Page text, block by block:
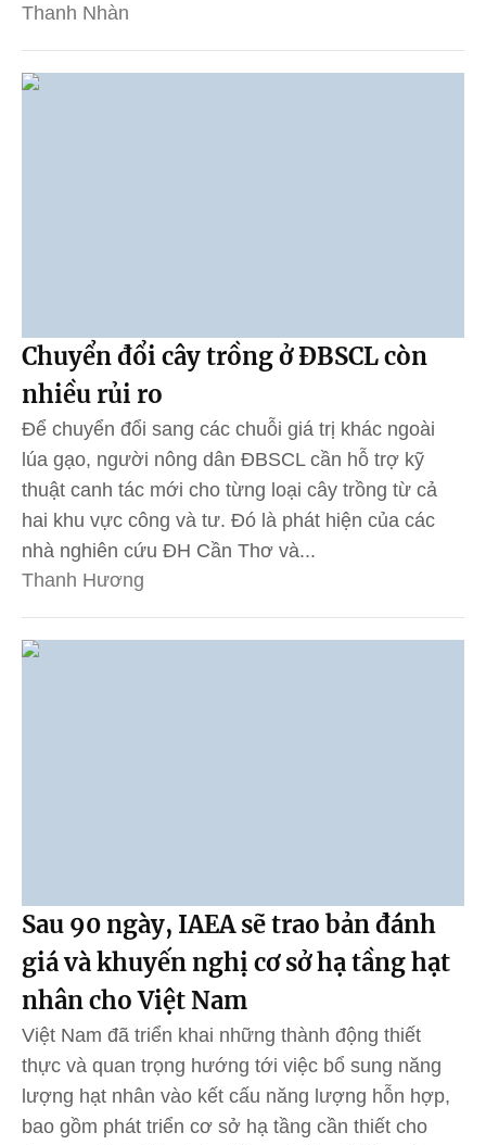
Thanh Nhàn
Chuyển đổi cây trồng ở ĐBSCL còn
nhiều rủi ro
Để chuyển đổi sang các chuỗi giá trị khác ngoài
lúa gạo, người nông dân ĐBSCL cần hỗ trợ kỹ
thuật canh tác mới cho từng loại cây trồng từ cả
hai khu vực công và tư. Đó là phát hiện của các
nhà nghiên cứu ĐH Cần Thơ và...
Thanh Hương
Sau 90 ngày, IAEA sẽ trao bản đánh
giá và khuyến nghị cơ sở hạ tầng hạt
nhân cho Việt Nam
Việt Nam đã triển khai những thành động thiết
thực và quan trọng hướng tới việc bổ sung năng
lượng hạt nhân vào kết cấu năng lượng hỗn hợp,
bao gồm phát triển cơ sở hạ tầng cần thiết cho